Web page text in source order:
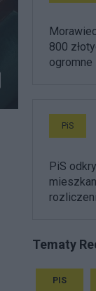
800
ogromne
PiS
PiS
Tematy
PIS